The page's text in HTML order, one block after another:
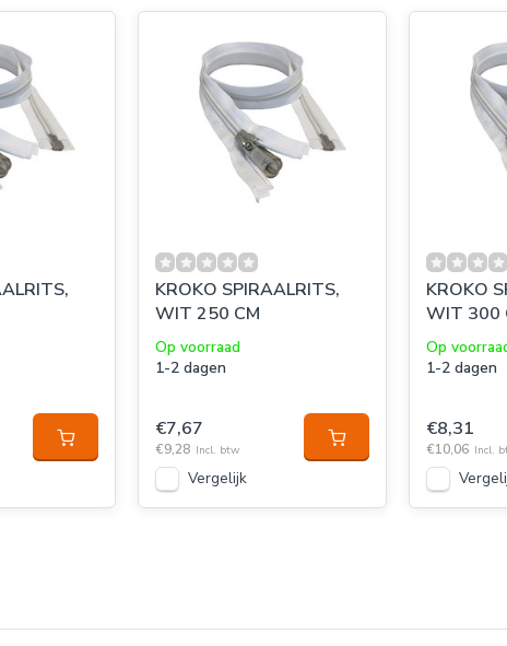
KROKO SPIRAALRITS,
WIT 250 CM
Op voorraad
1-2 dagen
€7,67
€9,28 Incl. btw
Vergelijk
KROKO
WIT 300
Op
1-2 dagen
€8,31
€10,06 Incl.